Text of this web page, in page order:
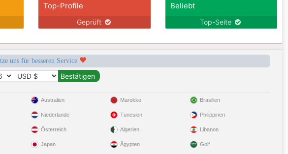
Top-Profile
Geprüft
Beliebt
Top-Seite
uns für besseren Service
Australien
Niederlande
Österreich
Japan
Marokko
Tunesien
Algerien
Ägypten
Brasilien
Philippinen
Libanon
Golf